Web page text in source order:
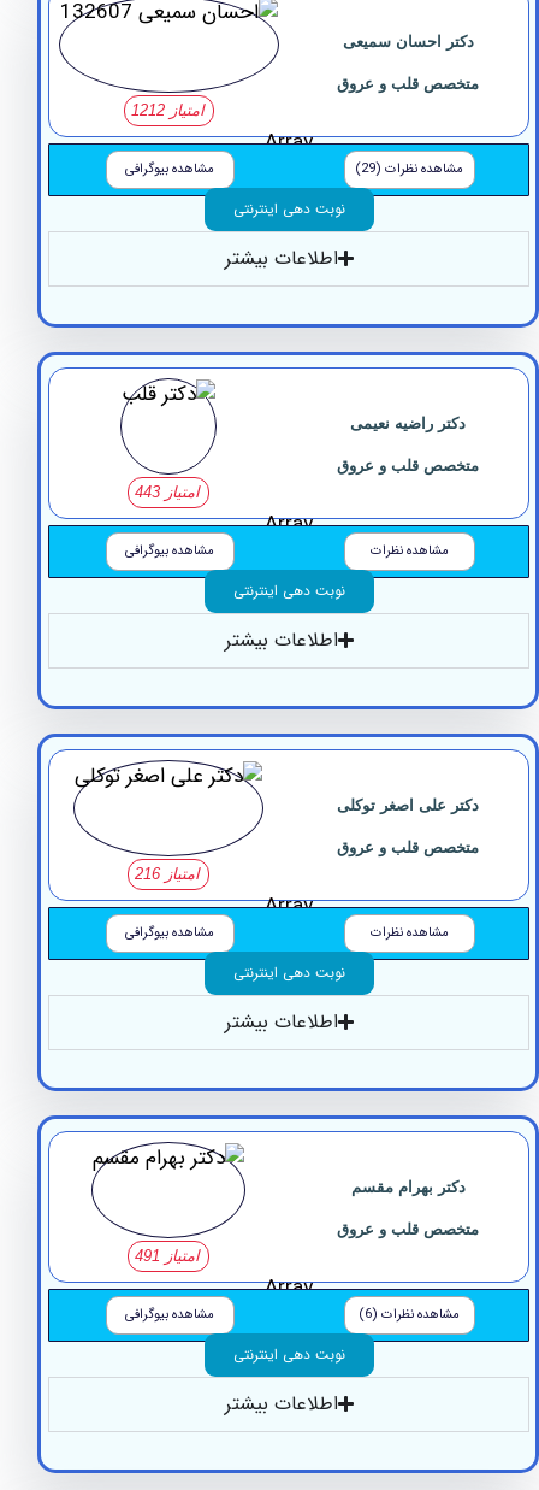
دکتر احسان سمیعی
متخصص قلب و عروق
Array
مشاهده نظرات (29) مشاهده بیوگرافی
نوبت دهی اینترنتی
اطلاعات بیشتر
دکتر راضیه نعیمی
متخصص قلب و عروق
Array
مشاهده نظرات مشاهده بیوگرافی
نوبت دهی اینترنتی
اطلاعات بیشتر
دکتر علی اصغر توکلی
متخصص قلب و عروق
Array
مشاهده نظرات مشاهده بیوگرافی
نوبت دهی اینترنتی
اطلاعات بیشتر
دکتر بهرام مقسم
متخصص قلب و عروق
Array
مشاهده نظرات (6) مشاهده بیوگرافی
نوبت دهی اینترنتی
اطلاعات بیشتر